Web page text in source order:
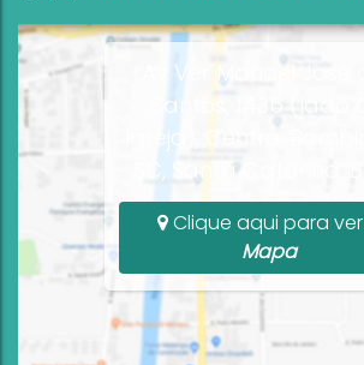
Av Ver Manoel José
Santos, 1436 (lado
Igreja), Centro,
SC, Santa Catarina,
Clique aqui para
Mapa